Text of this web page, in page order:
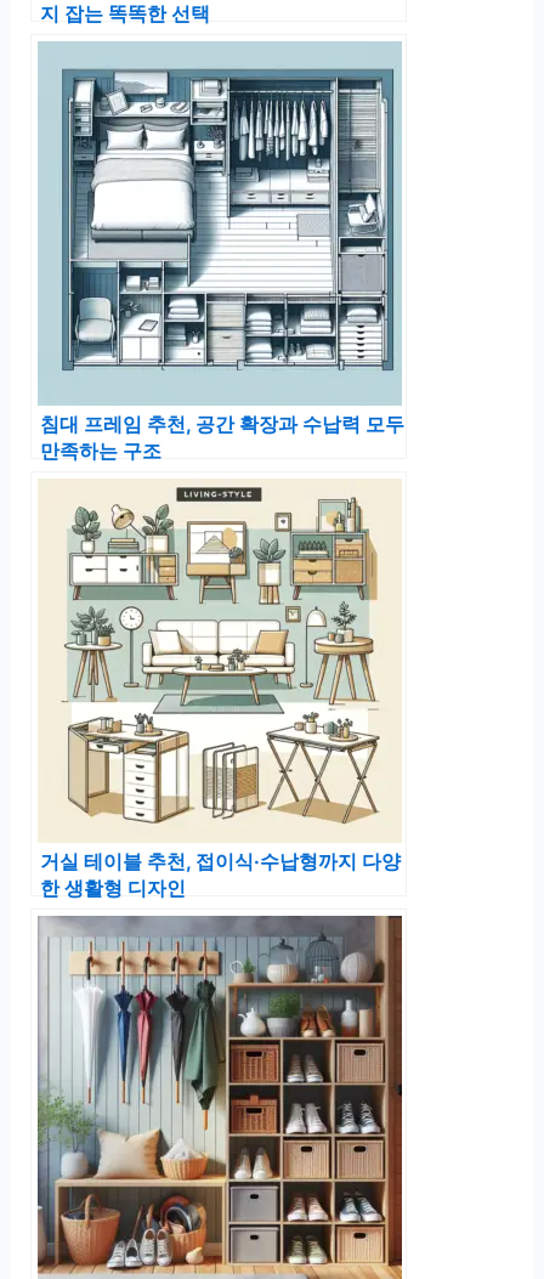
지 잡는 똑똑한 선택
침대 프레임 추천, 공간 확장과 수납력 모두
만족하는 구조
거실 테이블 추천, 접이식·수납형까지 다양
한 생활형 디자인